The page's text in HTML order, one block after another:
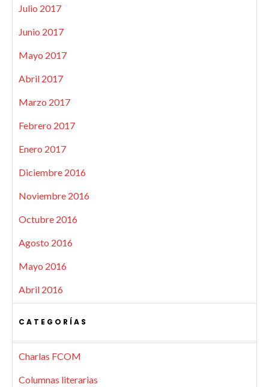
Julio 2017
Junio 2017
Mayo 2017
Abril 2017
Marzo 2017
Febrero 2017
Enero 2017
Diciembre 2016
Noviembre 2016
Octubre 2016
Agosto 2016
Mayo 2016
Abril 2016
CATEGORÍAS
Charlas FCOM
Columnas literarias